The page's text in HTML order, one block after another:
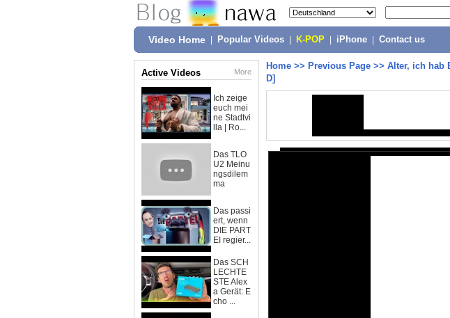
Video Home Popular Videos K-POP iPhone Contact us
Active Videos More
Ich zeige
euch mei
ne Stadtvi
lla | Ro...
Das TLO
U2 Meinu
ngsdilem
ma
Das passi
ert, wenn
DIE PART
EI regier...
Das SCH
LECHTE
STE Alex
a Gerät: E
cho ...
Home >> Previous Page >> Alter, ich hab
D]